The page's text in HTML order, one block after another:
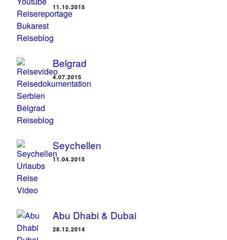
11.10.2015
Belgrad
4.07.2015
Seychellen
11.04.2015
Abu Dhabi & Dubai
28.12.2014